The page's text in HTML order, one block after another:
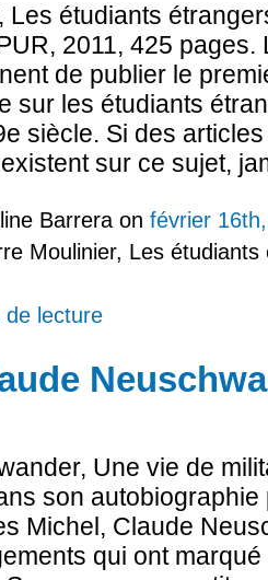
Les étudiants
2011, 425
de publier le
sur les étudiants
siècle. Si des
sur ce sujet,
Barrera on février
Moulinier, Les
de lecture
Une vie de
son
Michel, Claude
qui ont